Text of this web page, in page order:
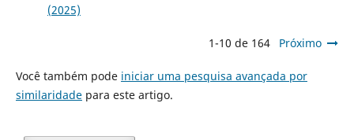
(2025)
1-10 de 164 Próximo
Você também pode iniciar uma pesquisa avançada por
similaridadepara este artigo.